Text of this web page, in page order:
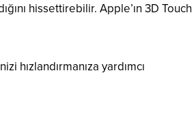
hissettirebilir. Apple’ın 3D Touch
hızlandırmanıza yardımcı